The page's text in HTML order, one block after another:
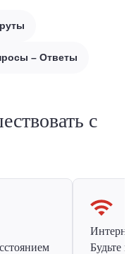
– Ответы
с
Будьте